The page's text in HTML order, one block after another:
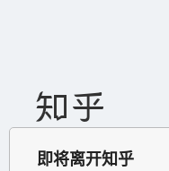
即将离开知乎